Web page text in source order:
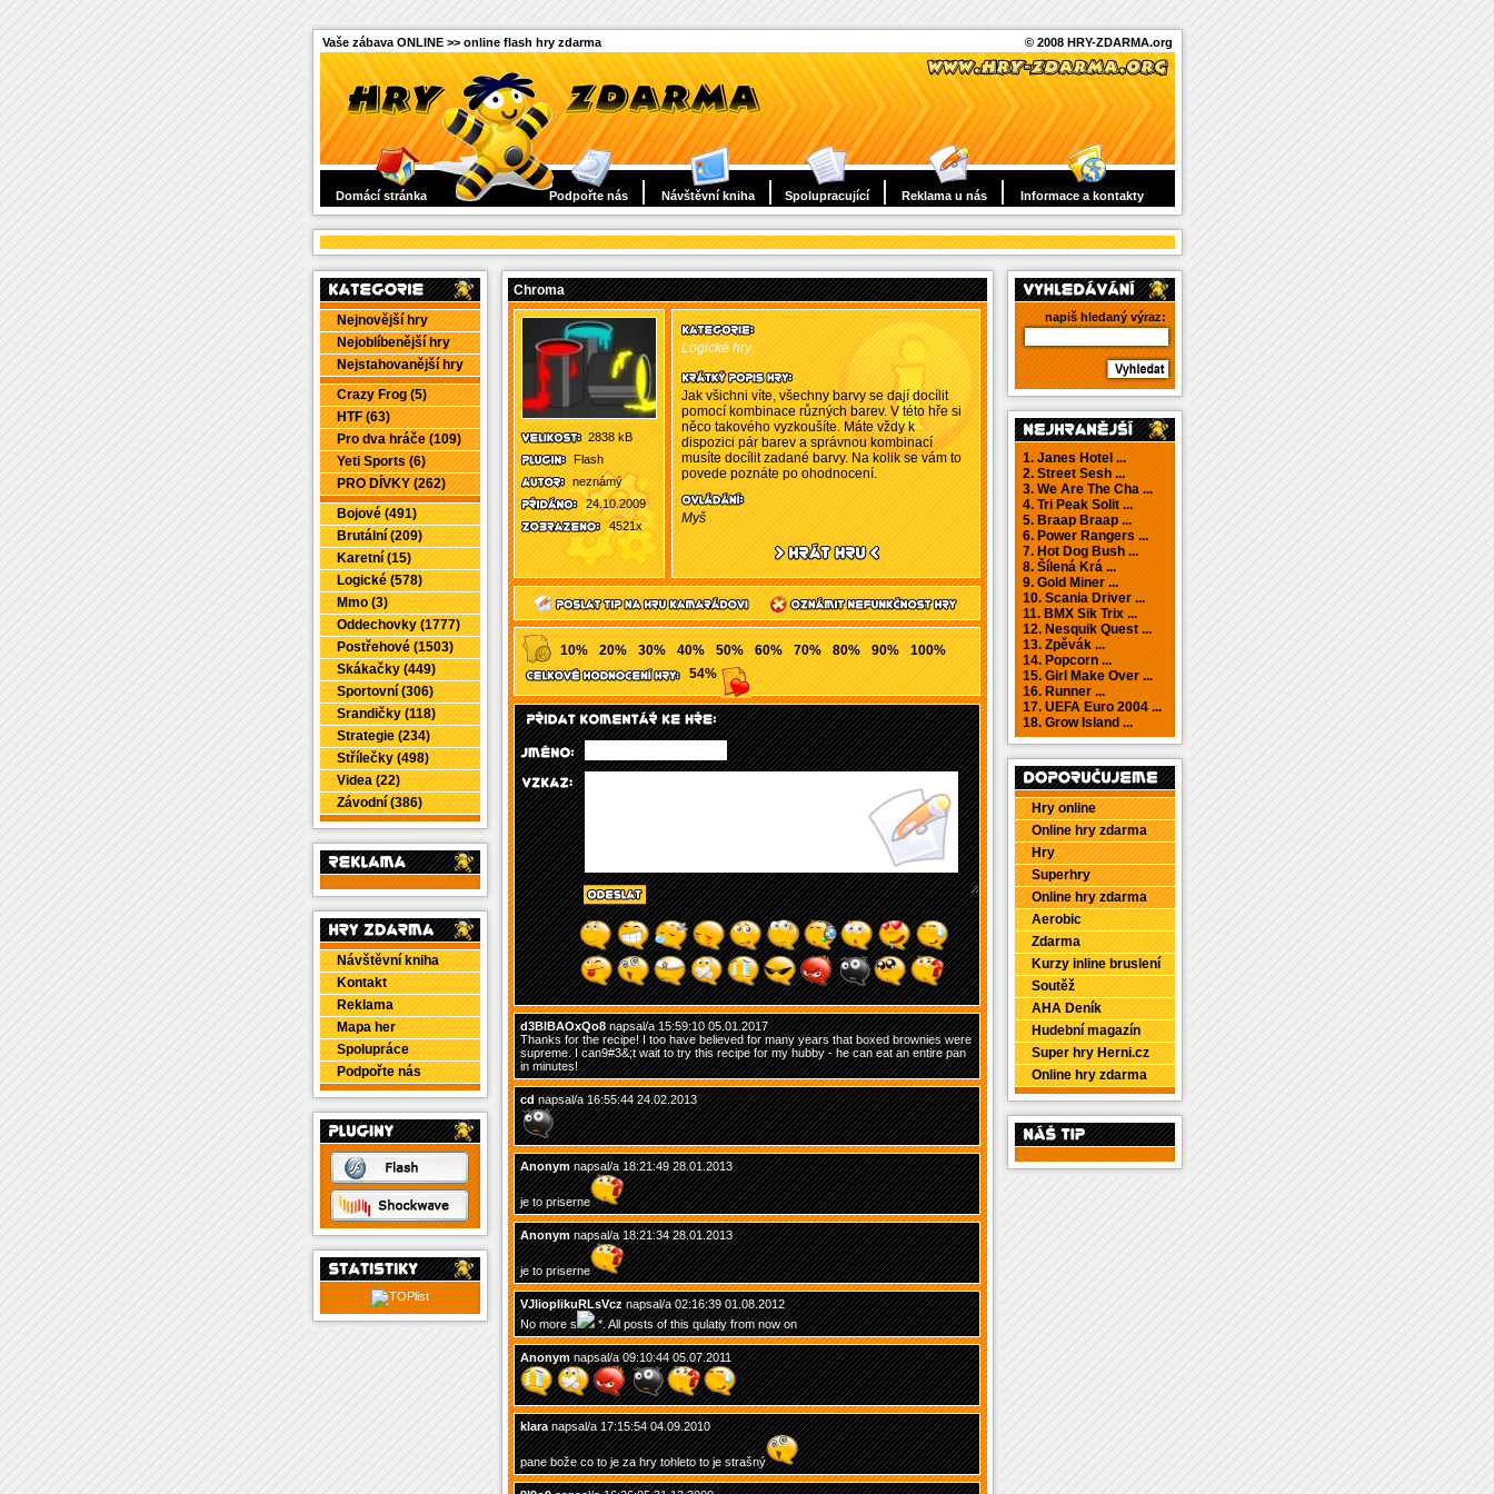
Vaše zábava ONLINE >> online flash hry zdarma © 2008 HRY-ZDARMA.org
Domácí stránka Podpořte nás Návštěvní kniha Spolupracující Reklama u nás Informace a kontakty
Nejnovější hry
Nejoblíbenější hry
Nejstahovanější hry
Crazy Frog (5)
HTF (63)
Pro dva hráče (109)
Yeti Sports (6)
PRO DÍVKY (262)
Bojové (491)
Brutální (209)
Karetní (15)
Logické (578)
Mmo (3)
Oddechovky (1777)
Postřehové (1503)
Skákačky (449)
Sportovní (306)
Srandičky (118)
Strategie (234)
Střílečky (498)
Videa (22)
Závodní (386)
Návštěvní kniha
Kontakt
Reklama
Mapa her
Spolupráce
Podpořte nás
Chroma
2838 kB
Flash
neznámý
24.10.2009
4521x
Logické hry
Jak všichni víte, všechny barvy se dají docílit
pomocí kombinace různých barev. V této hře si
něco takového vyzkoušíte. Máte vždy k
dispozici pár barev a správnou kombinací
musíte docílit zadané barvy. Na kolik se vám to
povede poznáte po ohodnocení.
Myš
10% 20% 30% 40% 50% 60% 70% 80% 90%
100%
54%
d3BlBAOxQo8napsal/a 15:59:10 05.01.2017
Thanks for the recipe! I too have believed for many years that boxed brownies were
supreme. I can9#3&;t wait to try this recipe for my hubby - he can eat an entire pan
in minutes!
cdnapsal/a 16:55:44 24.02.2013
Anonymnapsal/a 18:21:49 28.01.2013
je to priserne
Anonymnapsal/a 18:21:34 28.01.2013
je to priserne
VJliopIikuRLsVcznapsal/a 02:16:39 01.08.2012
No more s
*. All posts of this qulatiy from now on
Anonymnapsal/a 09:10:44 05.07.2011
klaranapsal/a 17:15:54 04.09.2010
pane bože co to je za hry tohleto to je strašný
napiš hledaný výraz:
1. Janes Hotel ...
2. Street Sesh ...
3. We Are The Cha ...
4. Tri Peak Solit ...
5. Braap Braap ...
6. Power Rangers ...
7. Hot Dog Bush ...
8. Šílená Krá ...
9. Gold Miner ...
10. Scania Driver ...
11. BMX Sik Trix ...
12. Nesquik Quest ...
13. Zpěvák ...
14. Popcorn ...
15. Girl Make Over ...
16. Runner ...
17. UEFA Euro 2004 ...
18. Grow Island ...
Hry online
Online hry zdarma
Hry
Superhry
Online hry zdarma
Aerobic
Zdarma
Kurzy inline bruslení
Soutěž
AHA Deník
Hudební magazín
Super hry Herni.cz
Online hry zdarma